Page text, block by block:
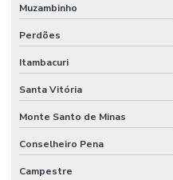
Muzambinho
Perdões
Itambacuri
Santa Vitória
Monte Santo de Minas
Conselheiro Pena
Campestre